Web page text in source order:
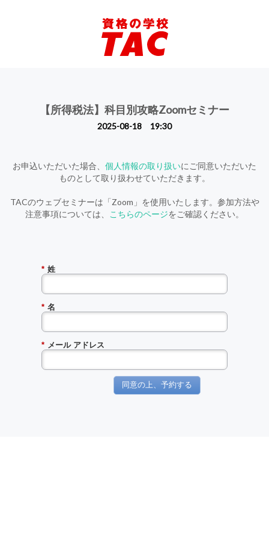
【所得税法】科目別攻略Zoomセミナー
2025-08-18 19:30
お申込いただいた場合、 個人情報の取り扱いにご同意いただいた
ものとして取り扱わせていただきます。
TACのウェブセミナーは「Zoom」を使用いたします。参加方法や
注意事項については、
こちらのページをご確認ください。
* 姓
* 名
* メール アドレス
同意の上、予約する